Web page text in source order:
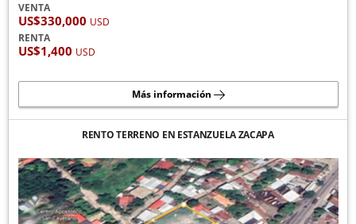
VENTA
US$330,000 USD
RENTA
US$1,400 USD
Más información
RENTO TERRENO EN ESTANZUELA ZACAPA